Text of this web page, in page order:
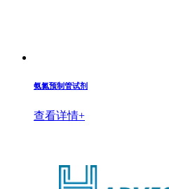
氨氮预制管试剂
查看详情+